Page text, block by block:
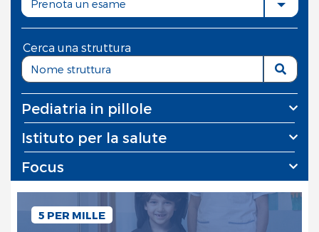
Prenota un esame
Cerca una struttura
Pediatria in pillole
Istituto per la salute
Focus
5 PER MILLE